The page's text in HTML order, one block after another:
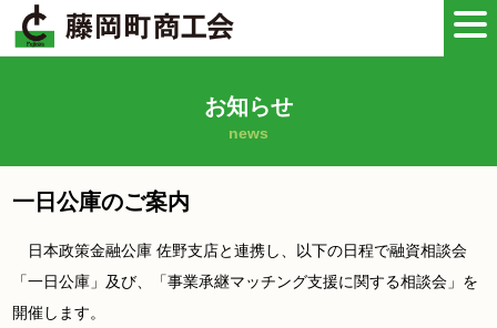
お知らせ
news
一日公庫のご案内
日本政策金融公庫 佐野支店と連携し、以下の日程で融資相談会
「一日公庫」及び、「事業承継マッチング支援に関する相談会」を
開催します。